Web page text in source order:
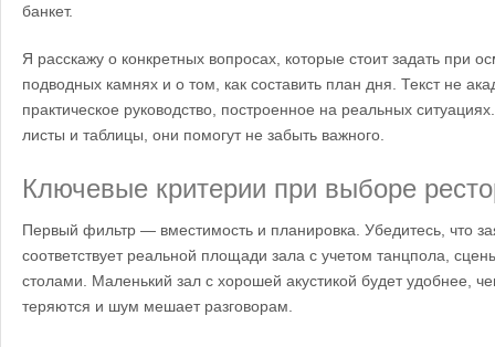
банкет.
Я расскажу о конкретных вопросах, которые стоит задать при
подводных камнях и о том, как составить план дня. Текст не
практическое руководство, построенное на реальных
листы и таблицы, они помогут не забыть важного.
Ключевые критерии при выборе
Первый фильтр — вместимость и планировка. Убедитесь, что
соответствует реальной площади зала с учетом танцпола,
столами. Маленький зал с хорошей акустикой будет удобнее,
теряются и шум мешает разговорам.